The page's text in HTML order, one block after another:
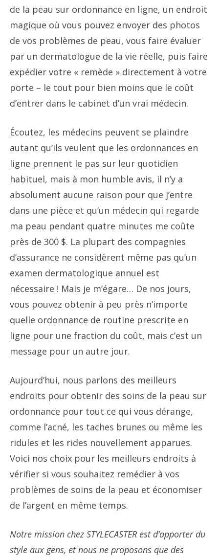
de la peau sur ordonnance en ligne, un endroit
magique où vous pouvez envoyer des photos
de vos problèmes de peau, vous faire évaluer
par un dermatologue de la vie réelle, puis faire
expédier votre « remède » directement à votre
porte – le tout pour bien moins que le coût
d’entrer dans le cabinet d’un vrai médecin.
Écoutez, les médecins peuvent se plaindre
autant qu’ils veulent que les ordonnances en
ligne prennent le pas sur leur quotidien
habituel, mais à mon humble avis, il n’y a
absolument aucune raison pour que j’entre
dans une pièce et qu’un médecin qui regarde
ma peau pendant quatre minutes me coûte
près de 300 $. La plupart des compagnies
d’assurance ne considèrent même pas qu’un
examen dermatologique annuel est
nécessaire ! Mais je m’égare… De nos jours,
vous pouvez obtenir à peu près n’importe
quelle ordonnance de routine prescrite en
ligne pour une fraction du coût, mais c’est un
message pour un autre jour.
Aujourd’hui, nous parlons des meilleurs
endroits pour obtenir des soins de la peau sur
ordonnance pour tout ce qui vous dérange,
comme l’acné, les taches brunes ou même les
ridules et les rides nouvellement apparues.
Voici nos choix pour les meilleurs endroits à
vérifier si vous souhaitez remédier à vos
problèmes de soins de la peau et économiser
de l’argent en même temps.
Notre mission chez STYLECASTER est d’apporter du
style aux gens, et nous ne proposons que des